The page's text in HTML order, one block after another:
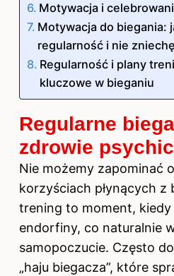
Motywacja i
Motywacja do biegania:
regularność i nie
Regularność i plany
kluczowe w bieganiu
Regularne
zdrowie
Nie możemy zapominać
korzyściach płynących z
trening to moment, kiedy
endorfiny, co naturalnie
samopoczucie. Często
„haju biegacza”, które